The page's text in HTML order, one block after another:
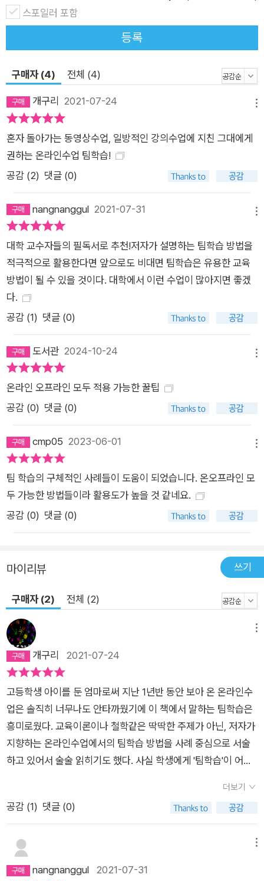
중시하는 저자는, ‘말하고 보여주는’ 동영상 강의보다, 학생들을
‘끌어들이는’ 즉 ‘참여시키는’ 실시간 온라인 수업을 주로 운영하
였다. 대면 수업에서 해왔던 팀 학습도 시도해 보았다. 화상회의
었다. 온라인과 책에서 필요한 정보들을 찾고 하나씩 적용해보면
서, ‘온라인 수업에서도 팀 학습이 가능하다’는 확신을 얻었다. 저
자는 대학에서 교수법 특강과 수업 컨설팅을 하면서, 소회의실 기
능이 있다는 사실을 모르거나 알더라도 활용할 엄두를 내지 못하
는 교수자가 많다는 점이 안타까웠다. 실시간 온라인 수업을 하면
려웠을 것이다. 그러나 ‘어둠 속의 공허한 독백’을 원하는 교수자
는 없다. 교수법 특강과 워크숍, 수업 컨설팅, 마이크로티칭을 진
행해 온 저자는, 좋은 수업과 팀 학습을 고민하고 연구했던 것들
을 온라인 수업에도 적용해보고 그 사례를 책으로 만들었다. 온라
인이든 오프라인이든 좋은 수업, 좋은 교육에 대한 고민과 시도는
계속될 것이며, 지금의 경험 또한 큰 자산이 될 것이다. 이제 일상
적인 수업에서도 필요하다면 자유자재로 온라인 수업 방식을 활
용할 수 있고, 그것은 당연히 상호작용과 협력이 살아있는 ‘팀 학
습’을 포함하는 수업일 것이다. 대학 수업과 강의, 연수 등 다양한
교육 장면에서 좋은 수업을 하고 궁극적으로 학생의 학습과 성장
에 기여하고자 하는 모든 교수자에게 이 책은 실질적인 도움이 될
것이다.
스포일러 포함
등록
구매자 (4) 전체 (4)
개구리 2021-07-24
혼자 돌아가는 동영상수업, 일방적인 강의수업에 지친 그대에게
권하는 온라인수업 팀학습!
공감 (2) 댓글 (0)
nangnanggul 2021-07-31
대학 교수자들의 필독서로 추천!저자가 설명하는 팀학습 방법을
적극적으로 활용한다면 앞으로도 비대면 팀학습은 유용한 교육
방법이 될 수 있을 것이다. 대학에서 이런 수업이 많아지면 좋겠
다.
공감 (1) 댓글 (0)
도서관 2024-10-24
온라인 오프라인 모두 적용 가능한 꿀팁
공감 (0) 댓글 (0)
cmp05 2023-06-01
팀 학습의 구체적인 사례들이 도움이 되었습니다. 온오프라인 모
두 가능한 방법들이라 활용도가 높을 것 같네요.
공감 (0) 댓글 (0)
마이리뷰 쓰기
구매자 (2) 전체 (2)
개구리 2021-07-24
고등학생 아이를 둔 엄마로써 지난 1년반 동안 보아 온 온라인수
업은 솔직히 너무나도 안타까웠기에 이 책에서 말하는 팀학습은
흥미로웠다. 교육이론이나 철학같은 딱딱한 주제가 아닌, 저자가
지향하는 온라인수업에서의 팀학습 방법을 사례 중심으로 서술
하고 있어서 술술 읽히기도 했다. 사실 학생에게 '팀학습'이 어떤
를 가져올 실전 사례를 들고 있어 충분히 수긍이 간다. 대학에서
이루어지는 온라인강의 이야기이지만 초,중,고교 어디에서든 적
수업도 이렇게 나아지기를...
더보기
공감 (1) 댓글 (0)
nangnanggul 2021-07-31